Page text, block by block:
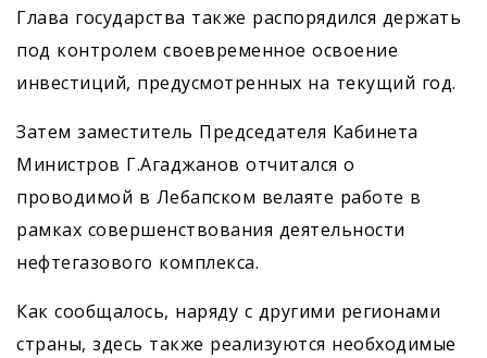
Глава государства также распорядился держать
под контролем своевременное освоение
инвестиций, предусмотренных на текущий год.
Затем заместитель Председателя Кабинета
Министров Г.Агаджанов отчитался о
проводимой в Лебапском велаяте работе в
рамках совершенствования деятельности
нефтегазового комплекса.
Как сообщалось, наряду с другими регионами
страны, здесь также реализуются необходимые